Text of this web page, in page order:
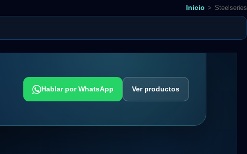
Inicio > Steelseries
Hablar por WhatsApp Ver productos